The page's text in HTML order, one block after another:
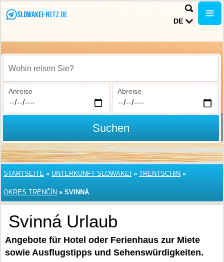
DE
Wohin reisen Sie?
Anreise Abreise
Suchen
STARTSEITE » UNTERKUNFT SLOWAKEI » TRENTSCHIN »
OKRES TRENČÍN » SVINNÁ
Svinná Urlaub
Angebote für Hotel oder Ferienhaus zur Miete
sowie Ausflugstipps und Sehenswürdigkeiten.